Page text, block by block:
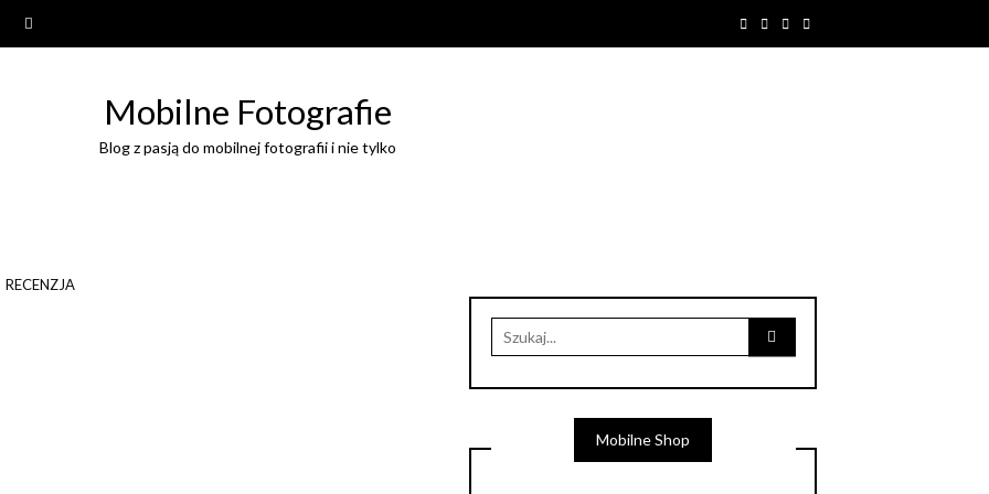
Mobilne Fotografie
Blog z pasją do mobilnej fotografii i nie tylko
RECENZJA
Mobilne Shop